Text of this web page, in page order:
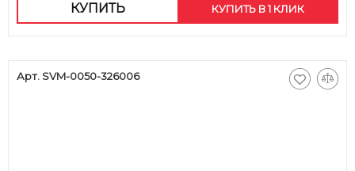
КУПИТЬ КУПИТЬ В 1 КЛИК
Арт. SVM-0050-326006